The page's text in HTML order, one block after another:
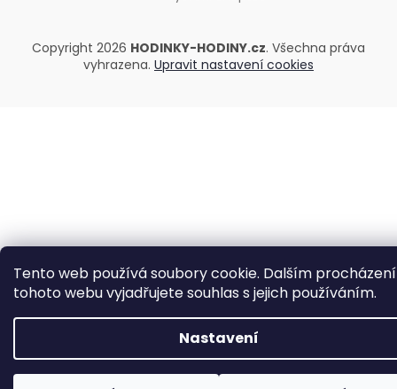
Tento web používá soubory cookie. Dalším
tohoto webu vyjadřujete souhlas s jejich používáním.
Nastavení
Copyright 2026 HODINKY-HODINY.cz. Všechna práva
vyhrazena. Upravit nastavení cookies